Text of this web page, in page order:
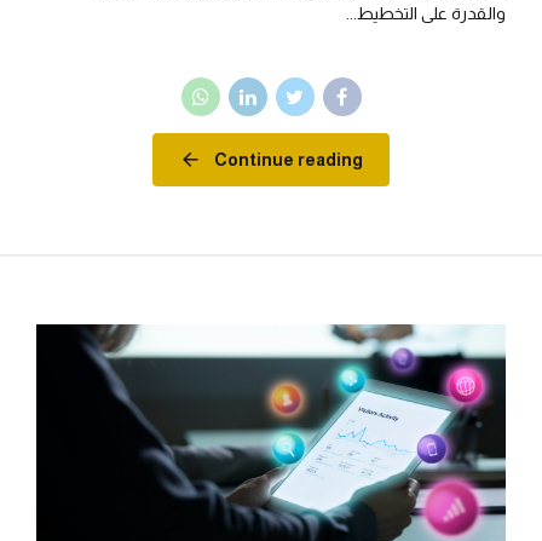
والقدرة على التخطيط...
Continue reading